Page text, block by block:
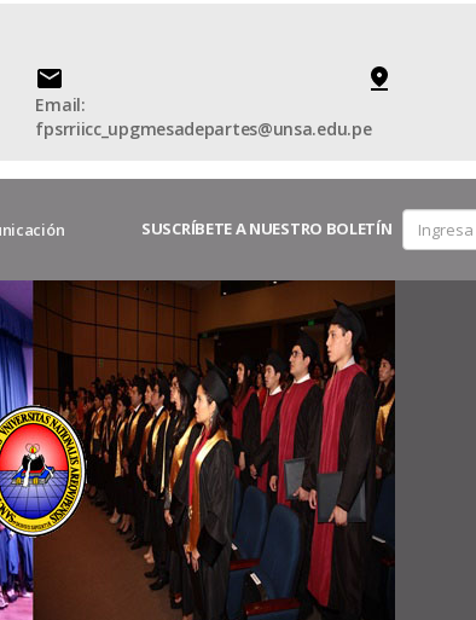
Email:
fpsrriicc_upgmesadepartes@unsa.edu.pe
SUSCRÍBETE A NUESTRO BOLETÍN